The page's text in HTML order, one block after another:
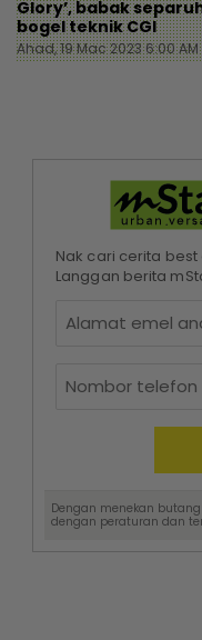
Glory’, babak
bogel teknik CGI
Ahad, 19 Mac 2023 6:00 AM
Nak cari cerita
Langgan berita
Dengan menekan
dengan peraturan dan